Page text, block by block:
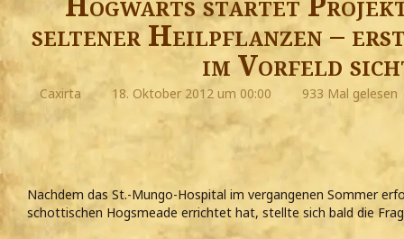
seltener Heilpflanzen –
im Vorfeld
Caxirta 18. Oktober 2012 um 00:00 933 Mal gelesen
Nachdem das St.-Mungo-Hospital im vergangenen Sommer
schottischen Hogsmeade errichtet hat, stellte sich bald die